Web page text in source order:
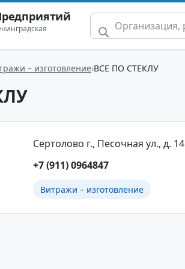
– изготовление ВСЕ ПО СТЕКЛУ
Сертолово г., Песочная ул., д. 14
+7 (911) 0964847
Витражи – изготовление